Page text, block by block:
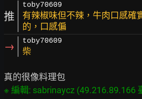
推
toby70609
有辣椒味但不辣，牛肉口感確
的，口感偏
→ toby70609
柴
※ 編輯: sabrinaycz (49.216.89.166